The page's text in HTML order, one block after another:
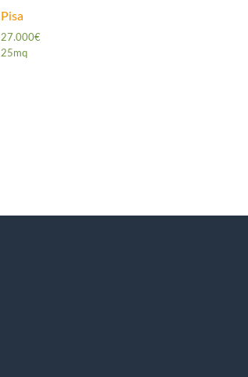
Pisa
27.000€
25mq